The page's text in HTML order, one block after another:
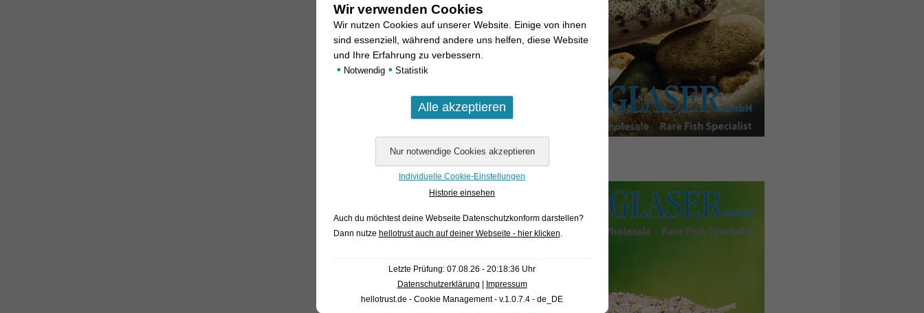
Wir verwenden Cookies
Wir nutzen Cookies auf unserer Website. Einige von ihnen
sind essenziell, während andere uns helfen, diese Website
und Ihre Erfahrung zu verbessern.
• Notwendig • Statistik
Individuelle Cookie-Einstellungen
Historie einsehen
Auch du möchtest deine Webseite Datenschutzkonform darstellen?
Dann nutze hellotrust auch auf deiner Webseite - hier klicken.
Letzte Prüfung: 07.08.26 - 20:18:36 Uhr
Datenschutzerklärung
Impressum
hellotrust.de - Cookie Management - v.1.0.7.4 - de_DE